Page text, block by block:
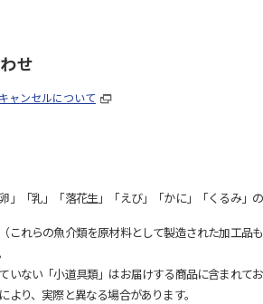
せ
ャンセルについて
」「乳」「落花生」「えび」「かに」「くるみ」
れらの魚介類を原材料として製造された加工品
ない「小道具類」はお届けする商品に含まれてお
り、実際と異なる場合があります。